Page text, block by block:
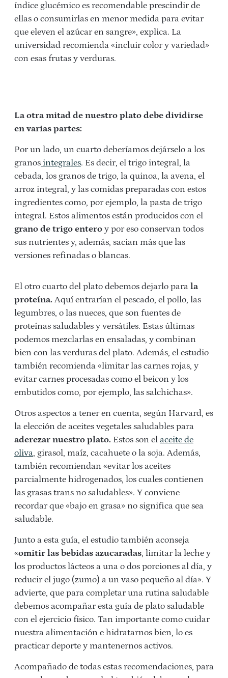
índice glucémico es recomendable prescindir de
ellas o consumirlas en menor medida para evitar
que eleven el azúcar en sangre», explica. La
universidad recomienda «incluir color y variedad»
con esas frutas y verduras.
La otra mitad de nuestro plato debe dividirse
en varias partes:
Por un lado, un cuarto deberíamos dejárselo a los
granos integrales. Es decir, el trigo integral, la
cebada, los granos de trigo, la quinoa, la avena, el
arroz integral, y las comidas preparadas con estos
ingredientes como, por ejemplo, la pasta de trigo
integral. Estos alimentos están producidos con el
grano de trigo entero y por eso conservan todos
sus nutrientes y, además, sacian más que las
versiones refinadas o blancas.
El otro cuarto del plato debemos dejarlo para la
proteína. Aquí entrarían el pescado, el pollo, las
legumbres, o las nueces, que son fuentes de
proteínas saludables y versátiles. Estas últimas
podemos mezclarlas en ensaladas, y combinan
bien con las verduras del plato. Además, el estudio
también recomienda «limitar las carnes rojas, y
evitar carnes procesadas como el beicon y los
embutidos como, por ejemplo, las salchichas».
Otros aspectos a tener en cuenta, según Harvard, es
la elección de aceites vegetales saludables para
aderezar nuestro plato. Estos son el aceite de
oliva, girasol, maíz, cacahuete o la soja. Además,
también recomiendan «evitar los aceites
parcialmente hidrogenados, los cuales contienen
las grasas trans no saludables». Y conviene
recordar que «bajo en grasa» no significa que sea
saludable.
Junto a esta guía, el estudio también aconseja
«omitir las bebidas azucaradas, limitar la leche y
los productos lácteos a una o dos porciones al día, y
reducir el jugo (zumo) a un vaso pequeño al día». Y
advierte, que para completar una rutina saludable
debemos acompañar esta guía de plato saludable
con el ejercicio físico. Tan importante como cuidar
nuestra alimentación e hidratarnos bien, lo es
practicar deporte y mantenernos activos.
Acompañado de todas estas recomendaciones, para